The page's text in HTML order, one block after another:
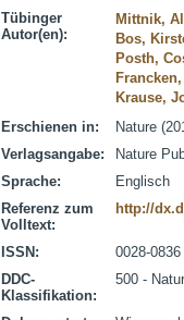
Tübinger
Autor(en):
Mittnik,
Bos,
Posth,
Krause,
Erschienen in:
Nature
Verlagsangabe:
Nature
Sprache:
Englisch
Referenz zum
Volltext:
http://
ISSN:
0028-0836
DDC-
Klassifikation:
500 -